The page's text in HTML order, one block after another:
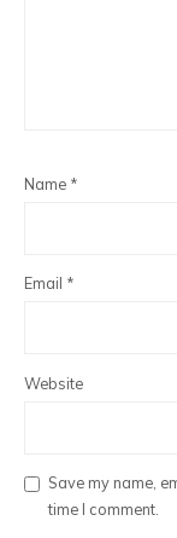
Name *
Email *
Website
Save my name,
time I comment.